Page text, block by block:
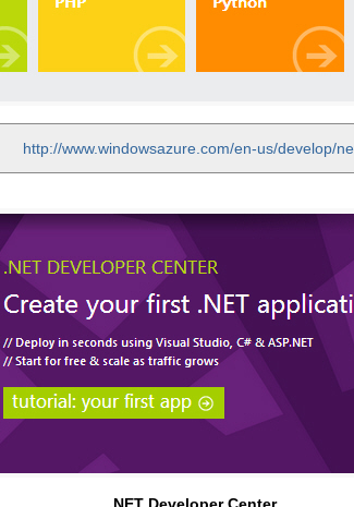
http://www.windowsazure.com/en-us/develop/